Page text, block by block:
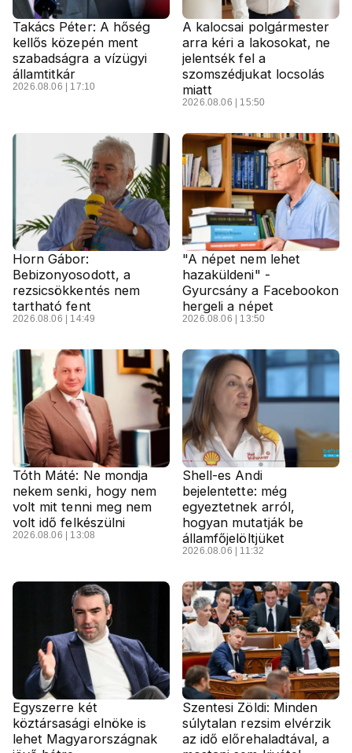
Takács Péter: A hőség
kellős közepén ment
szabadságra a vízügyi
államtitkár
2026.08.06 | 17:10
A kalocsai polgármester
arra kéri a lakosokat, ne
jelentsék fel a
szomszédjukat locsolás
miatt
2026.08.06 | 15:50
Horn Gábor:
Bebizonyosodott, a
rezsicsökkentés nem
tartható fent
2026.08.06 | 14:49
"A népet nem lehet
hazaküldeni" -
Gyurcsány a Facebookon
hergeli a népet
2026.08.06 | 13:50
Tóth Máté: Ne mondja
nekem senki, hogy nem
volt mit tenni meg nem
volt idő felkészülni
2026.08.06 | 13:08
Shell-es Andi
bejelentette: még
egyeztetnek arról,
hogyan mutatják be
államfőjelöltjüket
2026.08.06 | 11:32
Egyszerre két
köztársasági elnöke is
lehet Magyarországnak
Szentesi Zöldi: Minden
súlytalan rezsim elvérzik
az idő előrehaladtával, a